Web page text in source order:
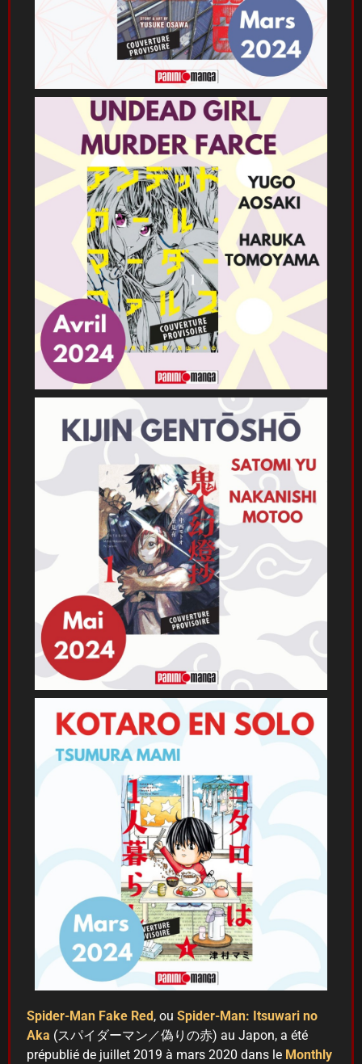
Spider-Man Fake Red , ou Spider-Man: Itsuwari no
Aka (スパイダーマン／偽りの赤) au Japon, a été
prépublié de juillet 2019 à mars 2020 dans le Monthly